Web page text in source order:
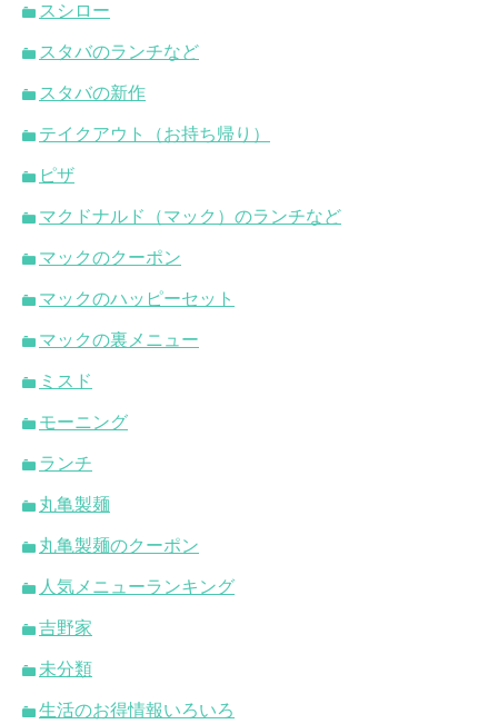
スシロー
スタバのランチなど
スタバの新作
テイクアウト（お持ち帰り）
ピザ
マクドナルド（マック）のランチなど
マックのクーポン
マックのハッピーセット
マックの裏メニュー
ミスド
モーニング
ランチ
丸亀製麺
丸亀製麺のクーポン
人気メニューランキング
吉野家
未分類
生活のお得情報いろいろ